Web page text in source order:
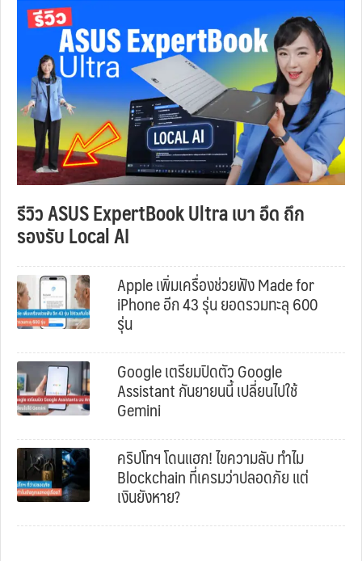
รีวิว ASUS ExpertBook Ultra เบา อึด ถึก
รองรับ Local AI
Apple เพิ่มเครื่องช่วยฟัง Made for
iPhone อีก 43 รุ่น ยอดรวมทะลุ 600
รุ่น
Google เตรียมปิดตัว Google
Assistant กันยายนนี้ เปลี่ยนไปใช้
Gemini
คริปโทฯ โดนแฮก! ไขความลับ ทำไม
Blockchain ที่เครมว่าปลอดภัย แต่
เงินยังหาย?